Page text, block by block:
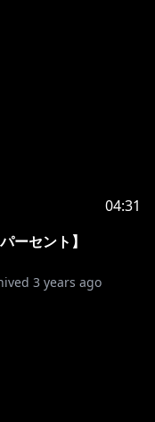
04:31
ーセント】
3 years ago